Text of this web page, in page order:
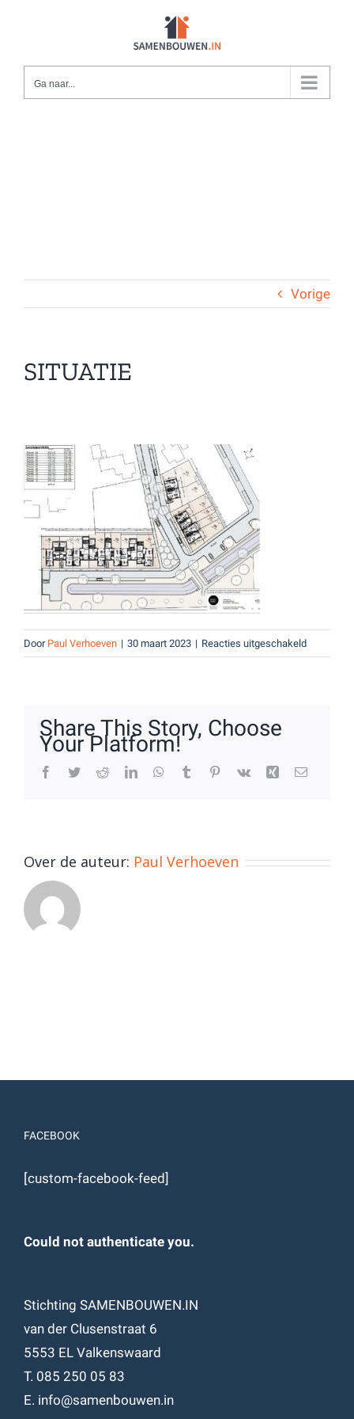
Ga naar...
Vorige
SITUATIE
Door Paul Verhoeven | 30 maart 2023 | Reacties uitgeschakeldvoor
Situatie
Share This Story, Choose
Your Platform!
Facebook
TwitterRedditLinkedInWhatsApp
Tumblr Pinterest
Vk Xing E-
Over de auteur: Paul Verhoeven
FACEBOOK
[custom-facebook-feed]
Could not authenticate you.
Stichting SAMENBOUWEN.IN
van der Clusenstraat 6
5553 EL Valkenswaard
T. 085 250 05 83
E. info@samenbouwen.in